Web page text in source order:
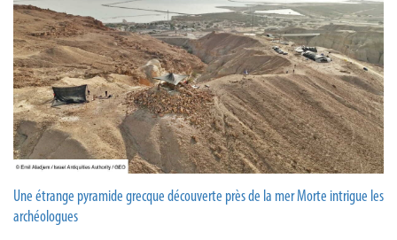
Une étrange pyramide grecque découverte près de la mer Morte intrigue les
archéologues